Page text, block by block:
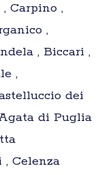
Carpino ,
,
, Biccari ,
,
dei
di Puglia
, Celenza